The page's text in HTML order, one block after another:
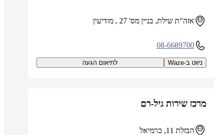
אזה"ת שילת, בניין מס' 27 , מודיעין
08-6689700
ניווט ב-Waze לתיאום הגעה
מרכז שירות גיל-רם
הבזלת 11, כרמיאל